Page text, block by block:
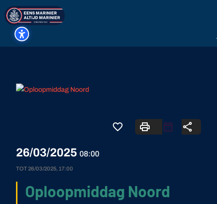
favorite_border print share
26/03/2025 08:00
TOT26/03/2025, 17:00
Oploopmiddag Noord